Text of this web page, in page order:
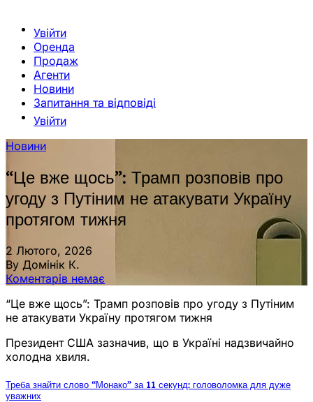
Увійти
Оренда
Продаж
Агенти
Новини
Запитання та відповіді
Увійти
Новини
“Це вже щось”: Трамп розповів про
угоду з Путіним не атакувати Україну
протягом тижня
2 Лютого, 2026
By Домінік К.
Коментарів немає
“Це вже щось”: Трамп розповів про угоду з Путіним
не атакувати Україну протягом тижня
Президент США зазначив, що в Україні надзвичайно
холодна хвиля.
Треба знайти слово “Монако” за 11 секунд: головоломка для дуже
уважних